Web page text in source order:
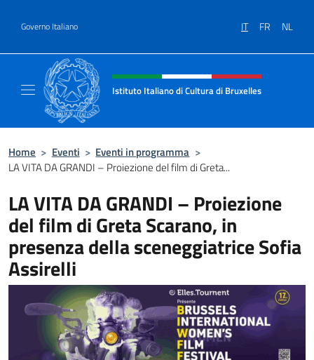
Governo Italiano IT FR NL
Intestazione sito, social e menù
Istituto Italiano di Cultura di Bruxelles
Home > Eventi > Eventi in programma >
LA VITA DA GRANDI – Proiezione del film di Greta...
LA VITA DA GRANDI – Proiezione
del film di Greta Scarano, in
presenza della sceneggiatrice Sofia
Assirelli